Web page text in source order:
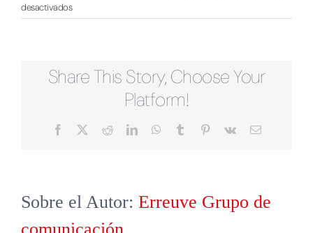
desactivadosen
01-
Share This Story, Choose Your
Platform!
Facebook RedditLinkedInWhatsApp
Tumblr PinterestVk
Correo
Sobre el Autor: Erreuve Grupo de